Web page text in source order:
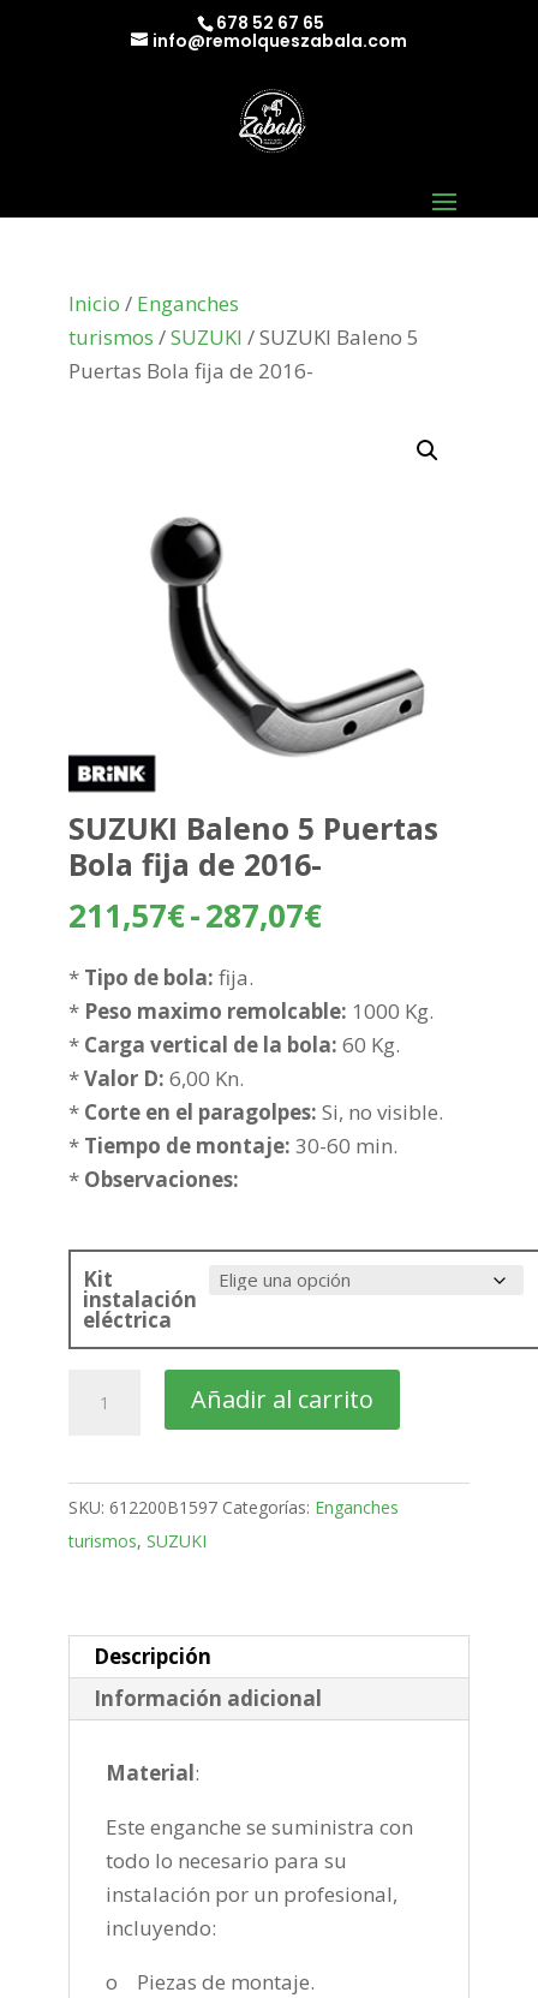
678 52 67 65
info@remolqueszabala.com
Inicio / Enganches
turismos /SUZUKI / SUZUKI Baleno 5
Puertas Bola fija de 2016-
SUZUKI Baleno 5 Puertas
Bola fija de 2016-
211,57€-287,07€Rango
desde
211,57€
287,07€
* Tipo de bola: fija.
* Peso maximo remolcable: 1000 Kg.
* Carga vertical de la bola: 60 Kg.
*Valor D: 6,00 Kn.
* Corte en el paragolpes: Si, no visible.
* Tiempo de montaje: 30-60 min.
* Observaciones:
Kit
instalación
eléctrica
Baleno
Puertas
Bola
fija
cantidad
Añadir al carrito
SKU: 612200B1597 Categorías: Enganches
turismos, SUZUKI
Descripción
Información adicional
Material:
Este enganche se suministra con
todo lo necesario para su
instalación por un profesional,
incluyendo:
o Piezas de montaje.